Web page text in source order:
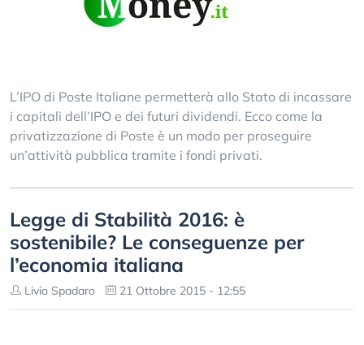
L’IPO di Poste Italiane permetterà allo Stato di incassare
i capitali dell’IPO e dei futuri dividendi. Ecco come la
privatizzazione di Poste è un modo per proseguire
un’attività pubblica tramite i fondi privati.
Legge di Stabilità 2016: è
sostenibile? Le conseguenze per
l’economia italiana
Livio Spadaro 21 Ottobre 2015 - 12:55